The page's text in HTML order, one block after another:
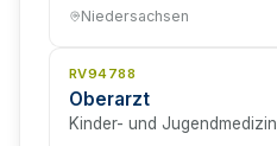
Niedersachsen
RV94788
Oberarzt
Kinder- und Jugendmedizin